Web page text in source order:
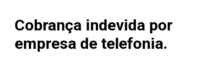
Cobrança indevida por
empresa de telefonia.